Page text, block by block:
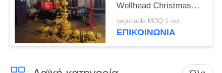
Wellhead Christmas
Tree API 6A
negotiable MOQ:1 σετ
ΕΠΙΚΟΙΝΩΝΊΑ